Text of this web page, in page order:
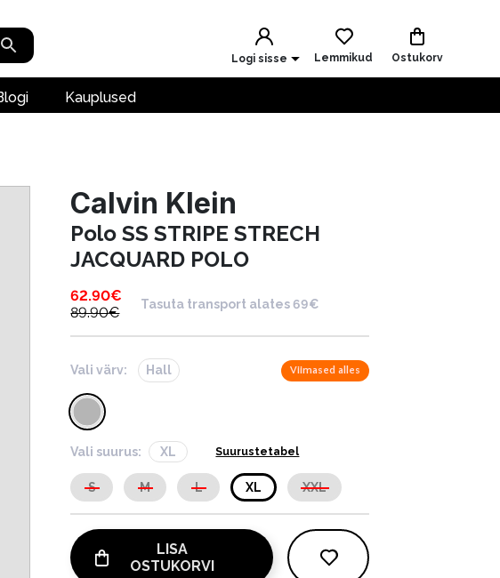
Logi sisse Lemmikud Ostukorv
Kauplused
Calvin Klein
Polo SS STRIPE STRECH
JACQUARD POLO
62.90€
89.90€
Tasuta transport alates 69€
Vali värv: Hall Viimased alles
Vali suurus: XL Suurustetabel
S M L XL XXL
LISA
OSTUKORVI